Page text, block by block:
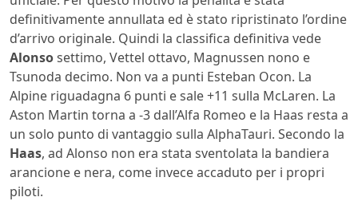
definitivamente annullata ed è stato ripristinato l’ordine
d’arrivo originale. Quindi la classifica definitiva vede
Alonsosettimo, Vettel ottavo, Magnussen nono e
Tsunoda decimo. Non va a punti Esteban Ocon. La
Alpine riguadagna 6 punti e sale +11 sulla McLaren. La
Aston Martin torna a -3 dall’Alfa Romeo e la Haas resta a
un solo punto di vantaggio sulla AlphaTauri. Secondo la
Haas, ad Alonso non era stata sventolata la bandiera
arancione e nera, come invece accaduto per i propri
piloti.